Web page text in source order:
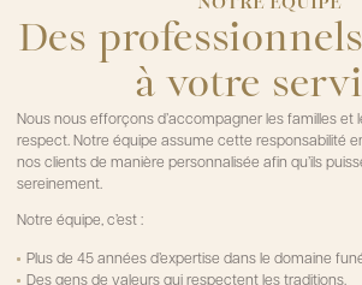
Des
à votre
Nous nous efforçons d’accompagner les familles et
respect. Notre équipe assume cette responsabilité
nos clients de manière personnalisée afin qu’ils
sereinement.
Notre équipe, c’est :
Plus de 45 années d’expertise dans le domaine
Des gens de valeurs qui respectent les traditions.